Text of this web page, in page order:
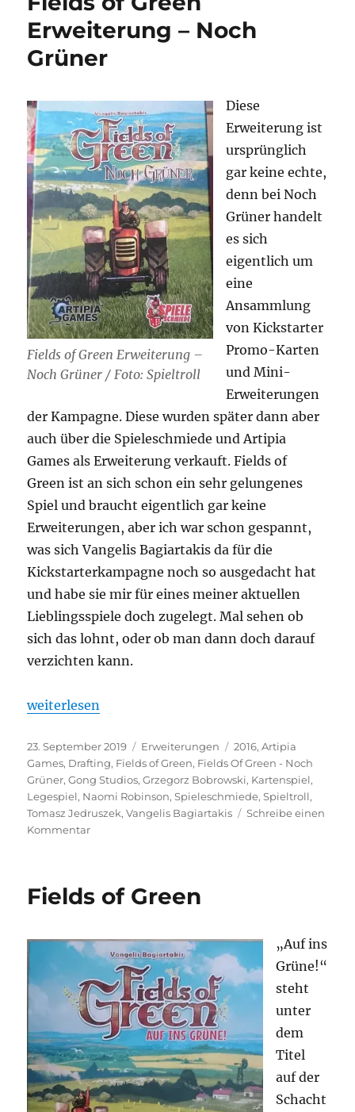
Erweiterung – Noch
Grüner
Fields of Green Erweiterung –
Noch Grüner / Foto: Spieltroll
Diese
Erweiterung ist
ursprünglich
gar keine echte,
denn bei Noch
Grüner handelt
es sich
eigentlich um
eine
Ansammlung
von Kickstarter
Promo-Karten
und Mini-
Erweiterungen
der Kampagne. Diese wurden später dann aber
auch über die Spieleschmiede und Artipia
Games als Erweiterung verkauft. Fields of
Green ist an sich schon ein sehr gelungenes
Spiel und braucht eigentlich gar keine
Erweiterungen, aber ich war schon gespannt,
was sich Vangelis Bagiartakis da für die
Kickstarterkampagne noch so ausgedacht hat
und habe sie mir für eines meiner aktuellen
Lieblingsspiele doch zugelegt. Mal sehen ob
sich das lohnt, oder ob man dann doch darauf
verzichten kann.
„Fields of Green Erweiterung – Noch Grüner“
weiterlesen
Veröffentlicht
am
23. September 2019 Kategorien
Erweiterungen Schlagwörter
2016,Artipia
Games, Drafting, Fields of Green, Fields Of Green - Noch
Grüner,Gong Studios,Grzegorz Bobrowski, Kartenspiel,
Legespiel, Naomi Robinson,Spieleschmiede,Spieltroll,
Tomasz Jedruszek,Vangelis Bagiartakis
Schreibe einen
Kommentarzu
Erweiterung
Grüner
Fields of Green
„Auf ins
Grüne!“
steht
unter
dem
Titel
auf der
Schacht